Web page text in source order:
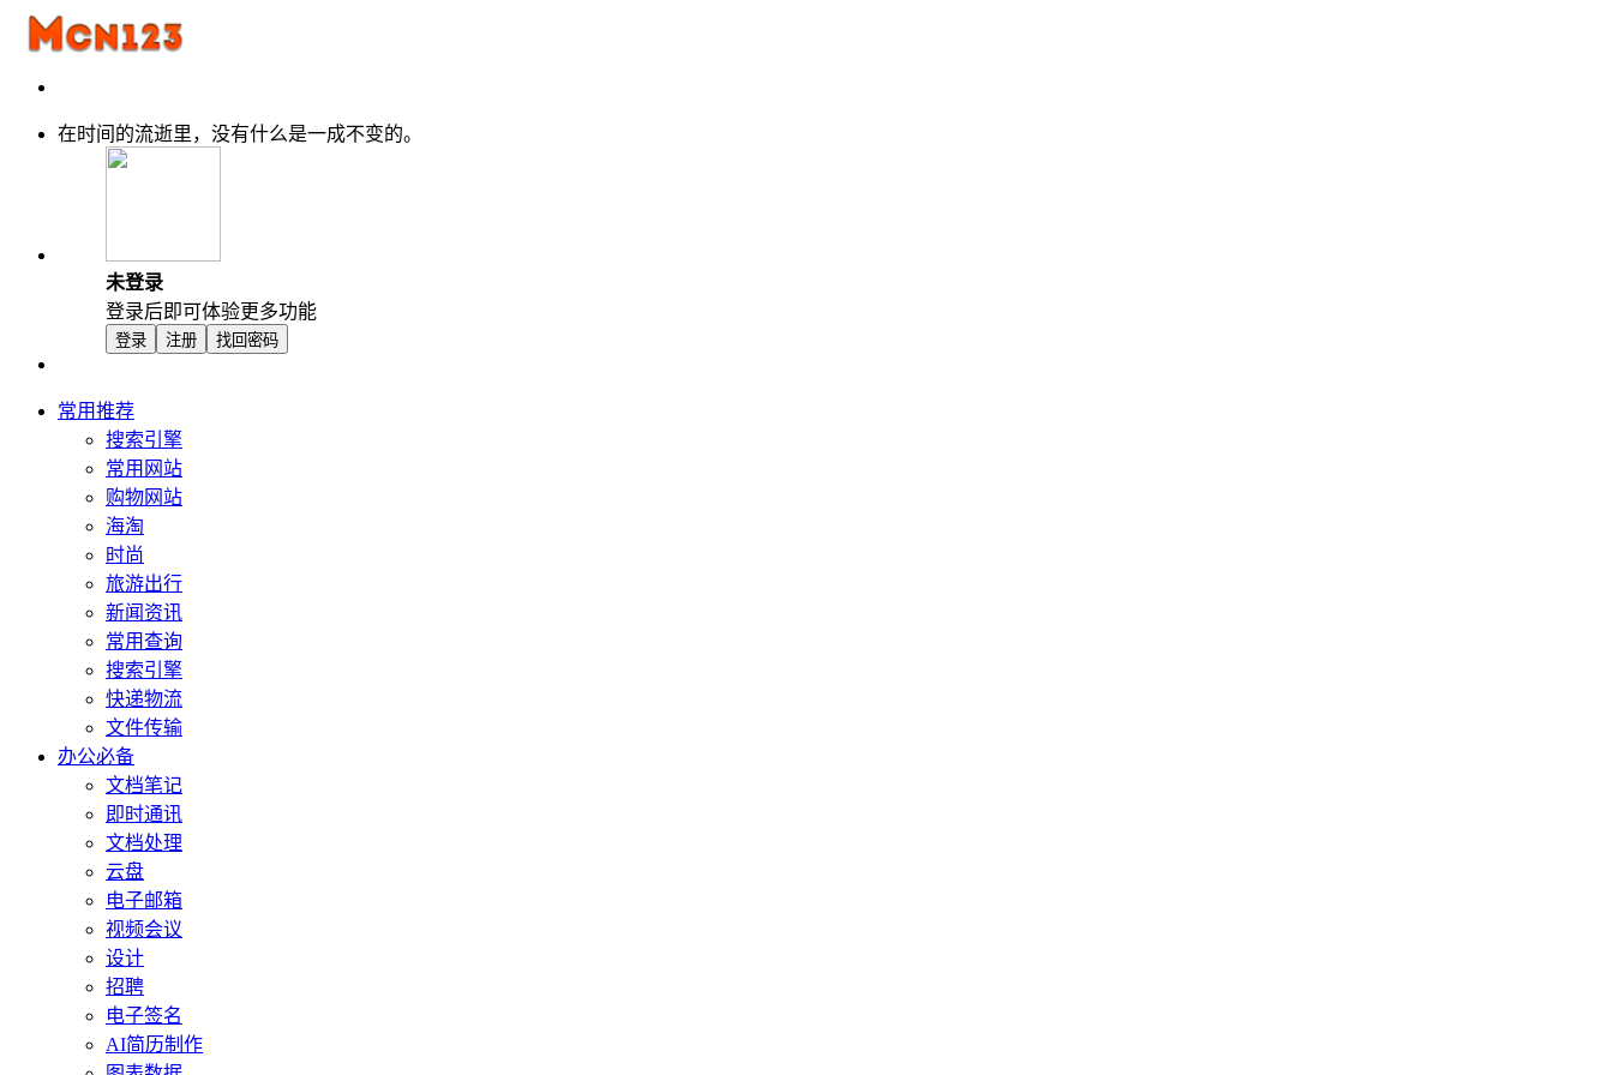
在时间的流逝里，没有什么是一成不变的。
未登录
登录后即可体验更多功能
登录 注册 找回密码
常用推荐
搜索引擎
常用网站
购物网站
海淘
时尚
旅游出行
新闻资讯
常用查询
搜索引擎
快递物流
文件传输
办公必备
文档笔记
即时通讯
文档处理
云盘
电子邮箱
视频会议
设计
招聘
电子签名
AI简历制作